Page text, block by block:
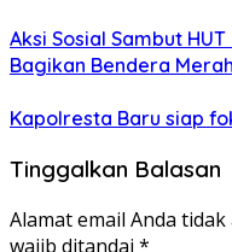
Aksi Sosial Sambut
Bagikan Bendera
Kapolresta Baru siap
Tinggalkan Balasan
Alamat email Anda
wajib ditandai *